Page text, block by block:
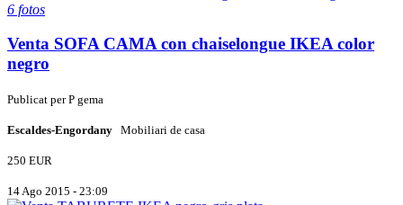
6 fotos
Venta SOFA CAMA con chaiselongue IKEA color
negro
Publicat perP gema
Escaldes-Engordany Mobiliari de casa
250 EUR
14 Ago 2015 - 23:09